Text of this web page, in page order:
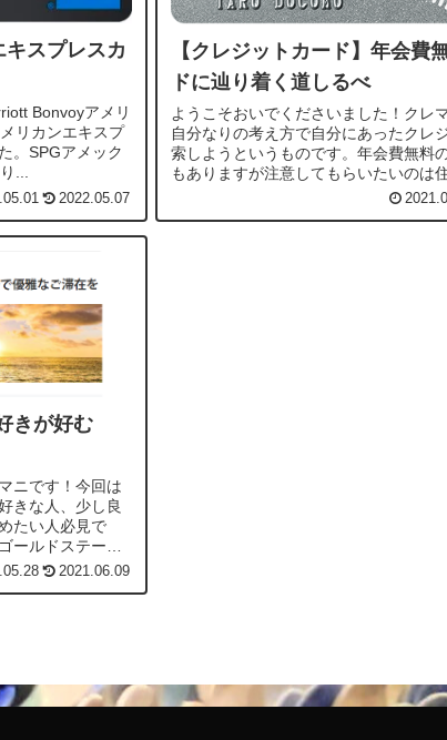
スプレスカ
Bonvoyアメリ
リカンエキスプ
。SPGアメック
...
2022.05.07
【クレジットカード】年会費
ドに辿り着く道しるべ
ようこそおいでくださいました！クレ
自分なりの考え方で自分にあったクレ
索しようというものです。年会費無料
もありますが注意してもらいたいのは
審査には多数のクレジットカードの保
きが好む
ニです！今回は
きな人、少し良
たい人必見で
ールドステータ
問を解...2021.06.09